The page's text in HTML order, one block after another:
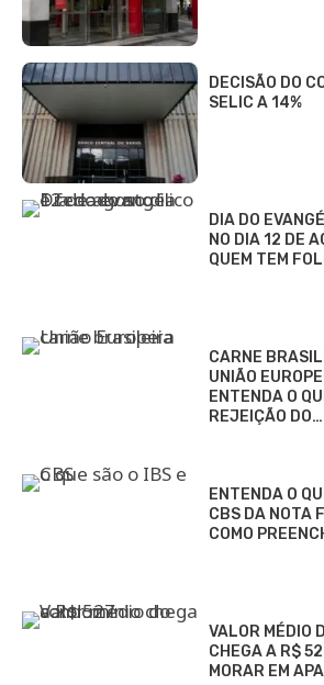
DECISÃO DO
SELIC A 14%
DIA DO
NO DIA 12 DE
QUEM TEM
CARNE
UNIÃO
ENTENDA O
REJEIÇÃO DO…
ENTENDA O
CBS DA NOTA
COMO
VALOR MÉDIO
CHEGA A R$
MORAR EM